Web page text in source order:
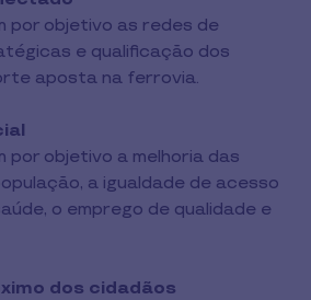
por objetivo as redes de
e qualificação dos
aposta na ferrovia.
por objetivo a melhoria das
a igualdade de acesso
o emprego de qualidade e
dos cidadãos